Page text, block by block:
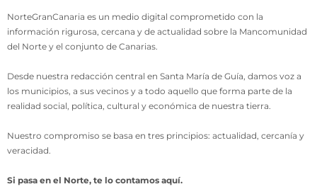
NorteGranCanaria es un medio digital comprometido con la
información rigurosa, cercana y de actualidad sobre la Mancomunidad
del Norte y el conjunto de Canarias.
Desde nuestra redacción central en Santa María de Guía, damos voz a
los municipios, a sus vecinos y a todo aquello que forma parte de la
realidad social, política, cultural y económica de nuestra tierra.
Nuestro compromiso se basa en tres principios: actualidad, cercanía y
veracidad.
Si pasa en el Norte, te lo contamos aquí.